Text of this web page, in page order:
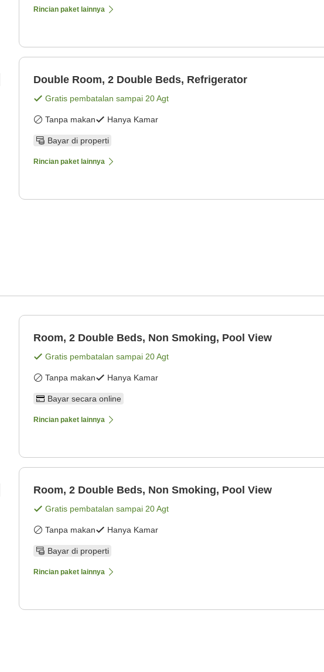
Rincian paket lainnya
Double Room, 2 Double Beds, Refrigerator
Gratis pembatalan sampai 20 Agt
Tanpa makan Hanya Kamar
Bayar di properti
Rincian paket lainnya
Room, 2 Double Beds, Non Smoking, Pool View
Gratis pembatalan sampai 20 Agt
Tanpa makan Hanya Kamar
Bayar secara online
Rincian paket lainnya
Room, 2 Double Beds, Non Smoking, Pool View
Gratis pembatalan sampai 20 Agt
Tanpa makan Hanya Kamar
Bayar di properti
Rincian paket lainnya